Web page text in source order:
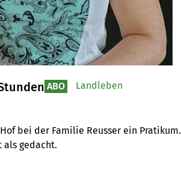
bei der Familie Reusser ein Pratikum.
als gedacht.
ABO Landleben